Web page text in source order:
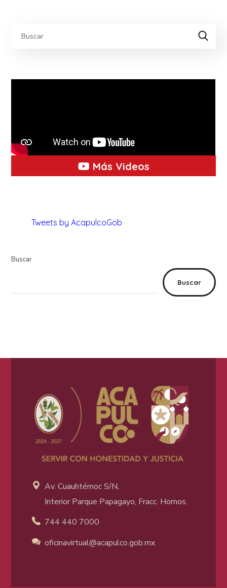
Más Videos
Tweets by AcapulcoGob
Buscar
Buscar
Av. Cuauhtémoc S/N,
Interior Parque Papagayo, Fracc. Hornos.
744 440 7000
oficinavirtual@acapulco.gob.mx